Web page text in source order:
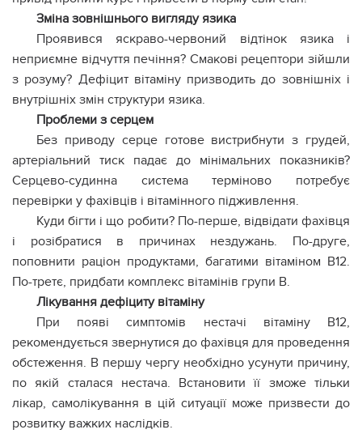
Зміна зовнішнього вигляду язика
Проявився яскраво-червоний відтінок язика і
неприємне відчуття печіння? Смакові рецептори зійшли
з розуму? Дефіцит вітаміну призводить до зовнішніх і
внутрішніх змін структури язика.
Проблеми з серцем
Без приводу серце готове вистрибнути з грудей,
артеріальний тиск падає до мінімальних показників?
Серцево-судинна система терміново потребує
перевірки у фахівців і вітамінного підживлення.
Куди бігти і що робити? По-перше, відвідати фахівця
і розібратися в причинах нездужань. По-друге,
поповнити раціон продуктами, багатими вітаміном В12.
По-третє, придбати комплекс вітамінів групи В.
Лікування дефіциту вітаміну
При появі симптомів нестачі вітаміну В12,
рекомендується звернутися до фахівця для проведення
обстеження. В першу чергу необхідно усунути причину,
по якій сталася нестача. Встановити її зможе тільки
лікар, самолікування в цій ситуації може призвести до
розвитку важких наслідків.